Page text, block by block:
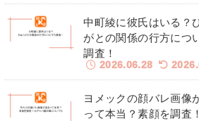
中町綾に彼氏はいる？
がとの関係の行方につ
調査！
2026.06.28
ヨメックの顔バレ画像
って本当？素顔を調査